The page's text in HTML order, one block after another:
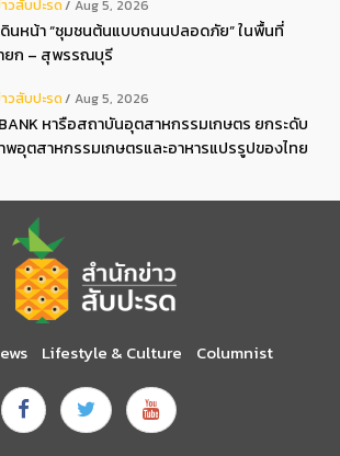
วสับปะรด Aug 5, 2026
ดินหน้า “ชุมชนต้นแบบถนนปลอดภัย” ในพื้นที่
ยก – สุพรรณบุรี
วสับปะรด Aug 5, 2026
หารือสถาบันอุตสาหกรรมเกษตร ยกระดับ
พอุตสาหกรรมเกษตรและอาหารแปรรูปของไทย
Lifestyle & Culture Columnist